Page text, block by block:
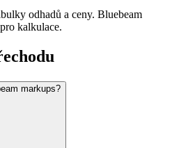
odhadů a ceny. Bluebeam
kalkulace.
markups?